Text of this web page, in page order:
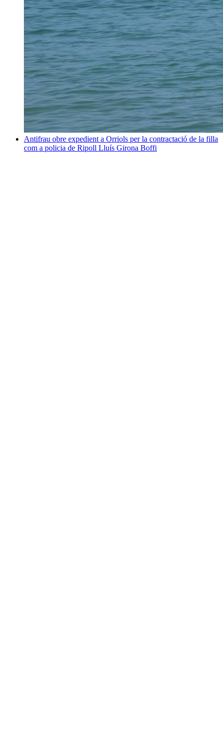
Antifrau obre expedient a Orriols per la contractació de la filla
com a policia de Ripoll Lluís Girona Boffi